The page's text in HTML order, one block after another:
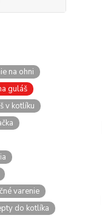
na ohni
guláš
v kotlíku
varenie
do kotlíka